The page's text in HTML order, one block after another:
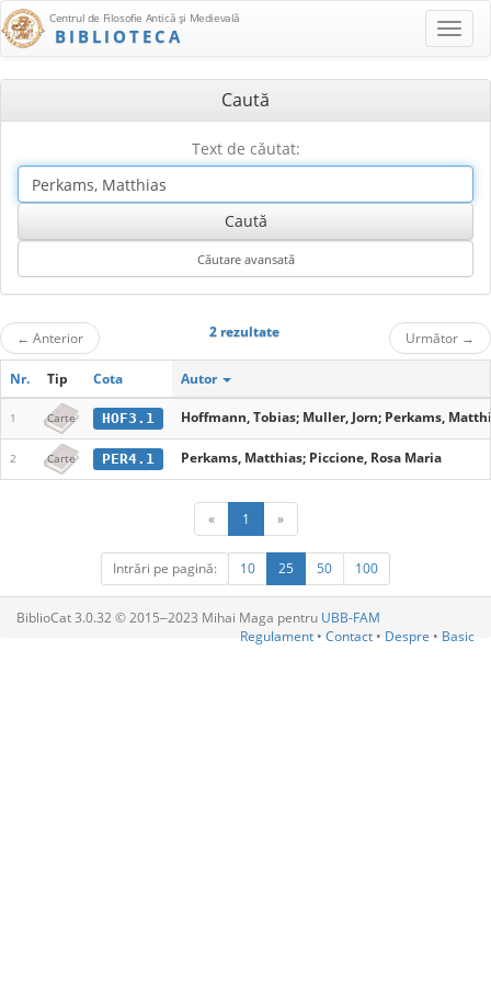
Centrul de Filosofie Antică şi Medievală
BIBLIOTECA
Caută
Text de căutat:
← Anterior 2 rezultate Următor →
Nr. Tip Cota Autor
1 Carte HOF3.1 Hoffmann, Tobias; Muller, Jorn; Perkams,
2 Carte PER4.1 Perkams, Matthias; Piccione, Rosa Maria
« 1 »
Intrări pe pagină: 10 25 50 100
BiblioCat 3.0.32 © 2015‒2023 Mihai Maga pentru UBB-FAM
Regulament • Contact • Despre • Basic